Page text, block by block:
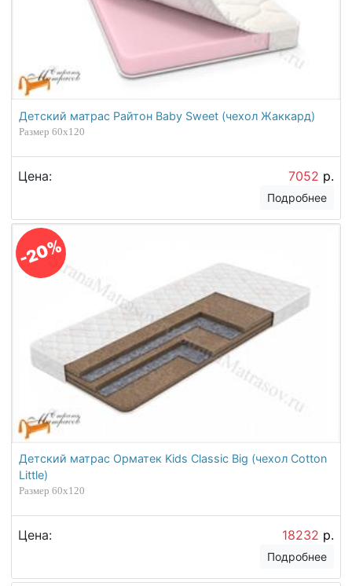
Детский матрас Райтон Baby Sweet (чехол Жаккард)
Размер 60х120
Цена: 7052 р.
Подробнее
-20%
Детский матрас Орматек Kids Classic Big (чехол Cotton
Little)
Размер 60х120
Цена: 18232 р.
Подробнее